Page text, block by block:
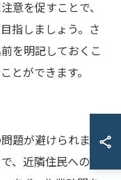
意を促すことで、
指しましょう。さ
を明記しておくこ
とができます。
題が避けられませ
、近隣住民への影